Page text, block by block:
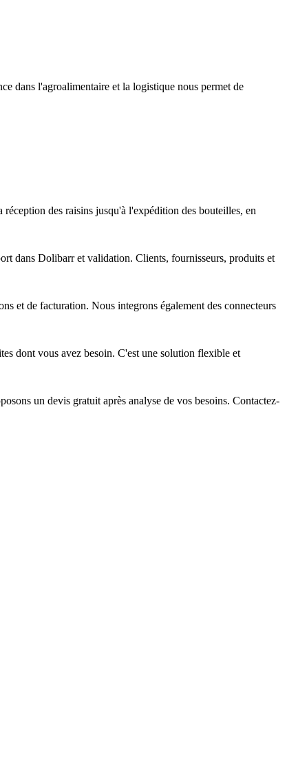
dans l'agroalimentaire et la logistique nous permet de
des raisins jusqu'à l'expédition des bouteilles, en
dans Dolibarr et validation. Clients, fournisseurs, produits et
et de facturation. Nous integrons également des connecteurs
dont vous avez besoin. C'est une solution flexible et
un devis gratuit après analyse de vos besoins. Contactez-